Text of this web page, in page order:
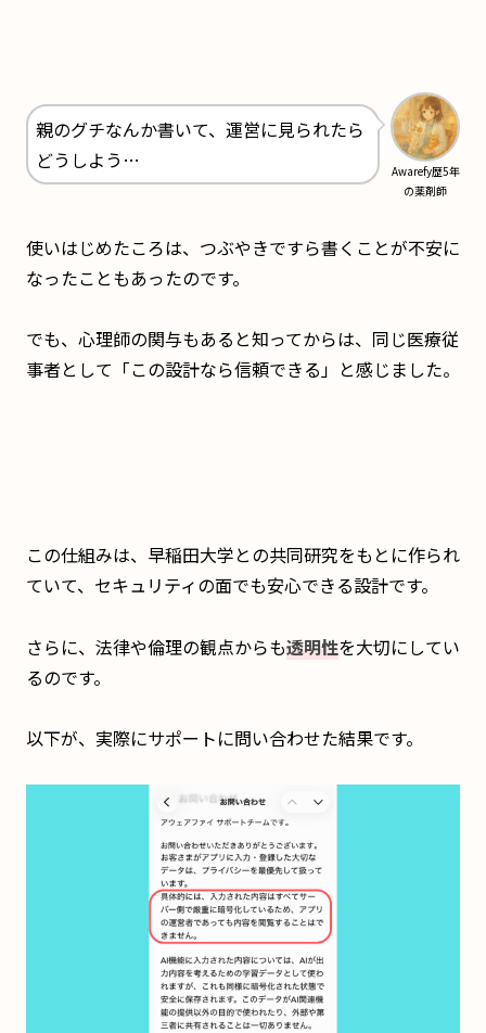
Awarefy歴5年
の薬剤師
親のグチなんか書いて、運営に見られたら
どうしよう…
使いはじめたころは、つぶやきですら書くことが不安に
なったこともあったのです。
でも、心理師の関与もあると知ってからは、同じ医療従
事者として「この設計なら信頼できる」と感じました。
この仕組みは、早稲田大学との共同研究をもとに作られ
ていて、セキュリティの面でも安心できる設計です。
さらに、法律や倫理の観点からも透明性を大切にしてい
るのです。
以下が、実際にサポートに問い合わせた結果です。